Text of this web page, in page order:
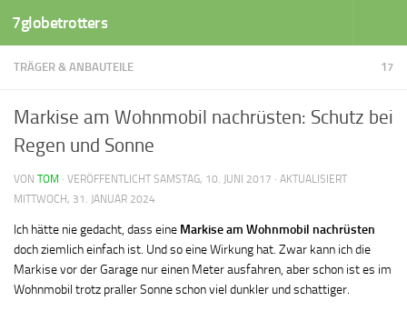
Zum Inhalt springen
7globetrotters
TRÄGER & ANBAUTEILE 17
Markise am Wohnmobil nachrüsten: Schutz bei
Regen und Sonne
VON TOM · VERÖFFENTLICHT SAMSTAG, 10. JUNI 2017 · AKTUALISIERT
MITTWOCH, 31. JANUAR 2024
Ich hätte nie gedacht, dass eine Markise am Wohnmobil nachrüsten
doch ziemlich einfach ist. Und so eine Wirkung hat. Zwar kann ich die
Markise vor der Garage nur einen Meter ausfahren, aber schon ist es im
Wohnmobil trotz praller Sonne schon viel dunkler und schattiger.